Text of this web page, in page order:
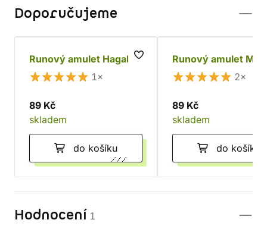
Doporučujeme
Runový amulet Hagal
1×
89 Kč
skladem
do košíku
Runový amulet
2×
89 Kč
skladem
do košíku
Hodnocení 1